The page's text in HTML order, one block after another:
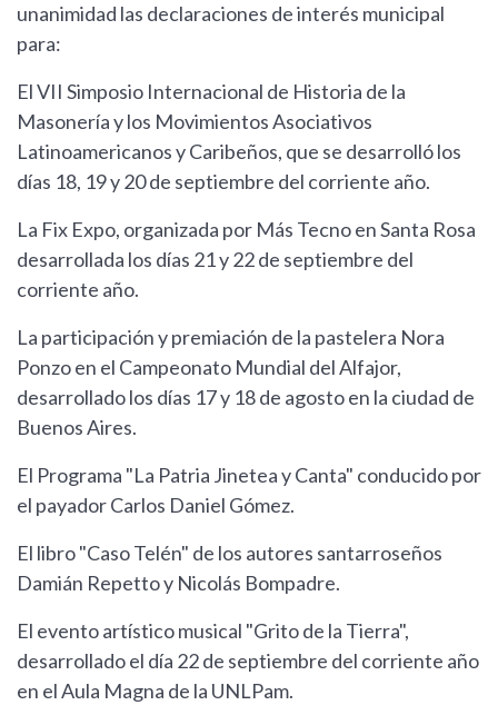
unanimidad las declaraciones de interés municipal
para:
El VII Simposio Internacional de Historia de la
Masonería y los Movimientos Asociativos
Latinoamericanos y Caribeños, que se desarrolló los
días 18, 19 y 20 de septiembre del corriente año.
La Fix Expo, organizada por Más Tecno en Santa Rosa
desarrollada los días 21 y 22 de septiembre del
corriente año.
La participación y premiación de la pastelera Nora
Ponzo en el Campeonato Mundial del Alfajor,
desarrollado los días 17 y 18 de agosto en la ciudad de
Buenos Aires.
El Programa "La Patria Jinetea y Canta" conducido por
el payador Carlos Daniel Gómez.
El libro "Caso Telén" de los autores santarroseños
Damián Repetto y Nicolás Bompadre.
El evento artístico musical "Grito de la Tierra",
desarrollado el día 22 de septiembre del corriente año
en el Aula Magna de la UNLPam.